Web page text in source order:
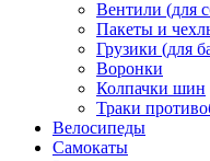
Вентили (для
Пакеты и
Грузики (для
Воронки
Колпачки шин
Траки
Велосипеды
Самокаты